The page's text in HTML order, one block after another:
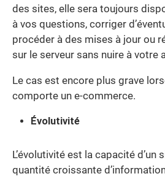
des sites, elle sera toujours
à vos questions, corriger
procéder à des mises à jour ou
sur le serveur sans nuire à votre
Le cas est encore plus grave
comporte un e-commerce.
Évolutivité
L’évolutivité est la capacité d’un
quantité croissante